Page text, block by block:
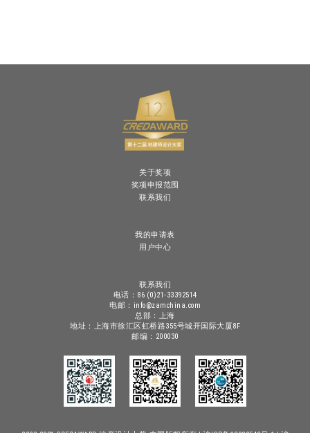
关于奖项
奖项申报范围
联系我们
我的申请表
用户中心
联系我们
电话：86 (0)21-33392514
电邮：info@zamchina.com
总部：上海
地址：上海市徐汇区虹桥路355号城开国际大厦8F
邮编：200030